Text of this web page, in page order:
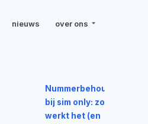
nieuws over ons
Nummerbehoud
bij sim only: zo
werkt het (en